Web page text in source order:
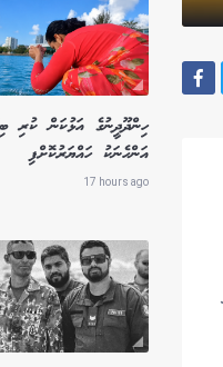
ހިންދޫދީނުގެ އަޅުކަން ކުރި
އަންހެނަކު ހައްޔަރުކޮށްފި
17 hours ago